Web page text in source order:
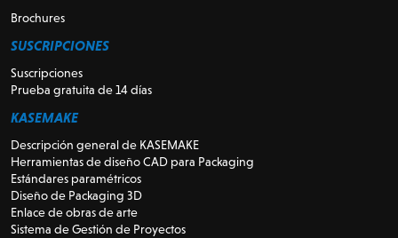
Brochures
SUSCRIPCIONES
Suscripciones
Prueba gratuita de 14 días
KASEMAKE
Descripción general de KASEMAKE
Herramientas de diseño CAD para Packaging
Estándares paramétricos
Diseño de Packaging 3D
Enlace de obras de arte
Sistema de Gestión de Proyectos